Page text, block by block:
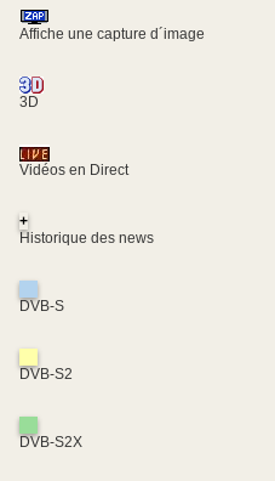
Affiche une capture d´image
3D
Vidéos en Direct
+
Historique des news
DVB-S
DVB-S2
DVB-S2X